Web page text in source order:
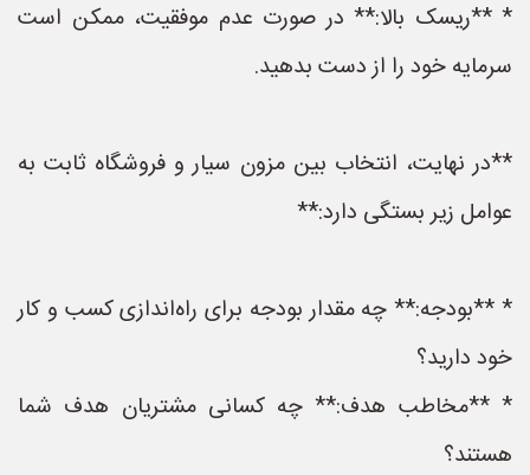
* **ریسک بالا:** در صورت عدم موفقیت، ممکن است
سرمایه خود را از دست بدهید.
**در نهایت، انتخاب بین مزون سیار و فروشگاه ثابت به
عوامل زیر بستگی دارد:**
* **بودجه:** چه مقدار بودجه برای راه‌اندازی کسب و کار
خود دارید؟
* **مخاطب هدف:** چه کسانی مشتریان هدف شما
هستند؟